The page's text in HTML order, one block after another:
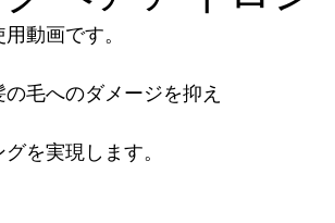
動画です。
毛へのダメージを抑え
を実現します。